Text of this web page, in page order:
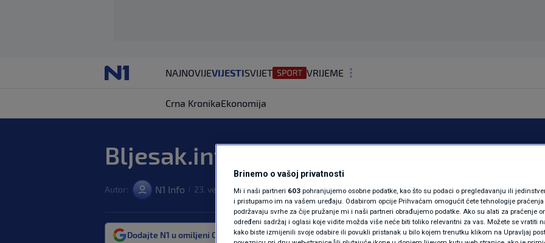
NAJNOVIJEVIJESTISVIJET
VRIJEME
REGIJA
MAGAZIN
KOLUMNE
N1(DIS)INFO
Crna KronikaEkonomija
Bljesak.info: Vučićeva Liga prvaka
Autor: N1 Info 23. velj. 2022. 19:30 | VIJESTI | komentara
Dodajte N1 u omiljeni Google izvor Više
Brinemo o vašoj privatnosti
Mi i naši partneri 603 pohranjujemo osobne podatke, kao što su podaci o pregledavanju ili
i pristupamo im na vašem uređaju. Odabirom opcije Prihvaćam omogućit ćete tehnologije praćenja
podržavaju svrhe za čije pružanje mi i naši partneri obrađujemo podatke. Ako su alati za praćenje
određeni sadržaj i oglasi koje vidite možda više neće biti toliko relevantni za vas. Možete se vratiti
kako biste izmijenili svoje odabire ili povukli pristanak u bilo kojem trenutku klikom na Upravljaj